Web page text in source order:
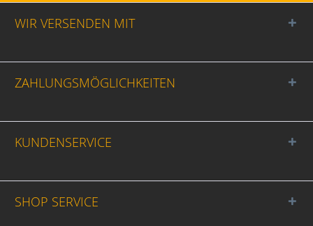
WIR VERSENDEN MIT
ZAHLUNGSMÖGLICHKEITEN
KUNDENSERVICE
SHOP SERVICE